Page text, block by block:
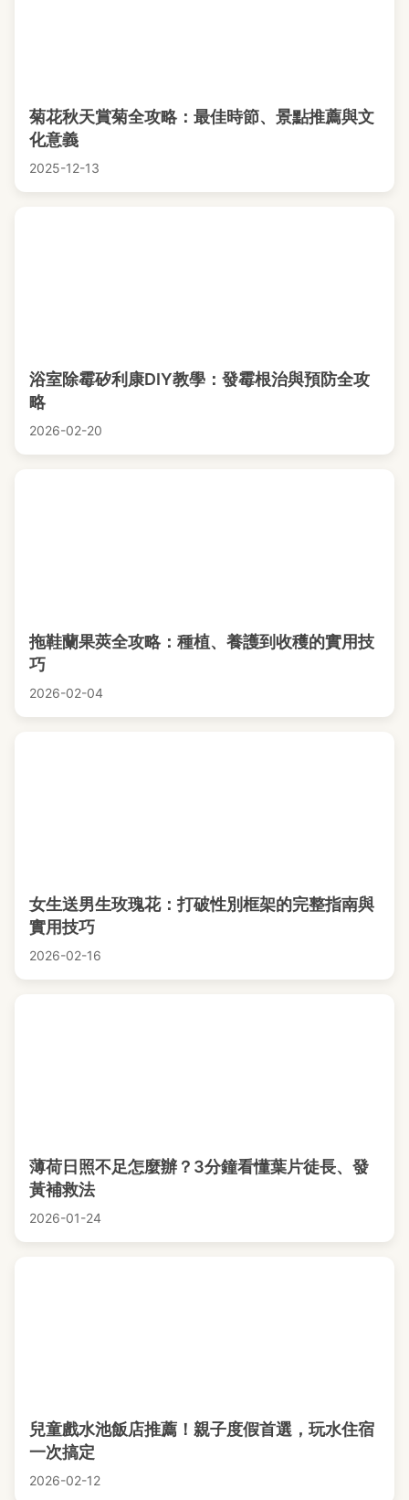
菊花秋天賞菊全攻略：最佳時節、景點推薦與文
化意義
2025-12-13
浴室除霉矽利康DIY教學：發霉根治與預防全攻
略
2026-02-20
拖鞋蘭果莢全攻略：種植、養護到收穫的實用技
巧
2026-02-04
女生送男生玫瑰花：打破性別框架的完整指南與
實用技巧
2026-02-16
薄荷日照不足怎麼辦？3分鐘看懂葉片徒長、發
黃補救法
2026-01-24
兒童戲水池飯店推薦！親子度假首選，玩水住宿
一次搞定
2026-02-12